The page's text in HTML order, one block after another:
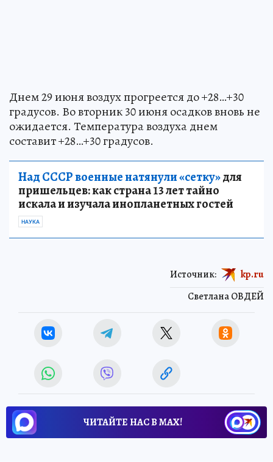
Днем 29 июня воздух прогреется до +28…+30
градусов. Во вторник 30 июня осадков вновь не
ожидается. Температура воздуха днем
составит +28…+30 градусов.
Над СССР военные натянули «сетку»для
пришельцев: как страна 13 лет тайно
искала и изучала инопланетных гостей
НАУКА
Светлана ОВДЕЙ
Источник: kp.ru
ЧИТАЙТЕ НАС В МАХ!